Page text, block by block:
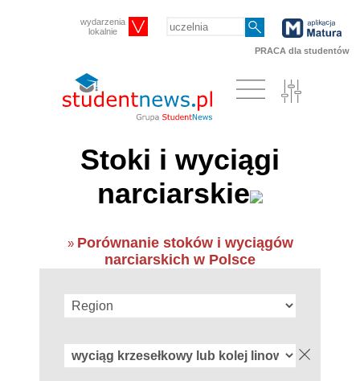
wydarzenia
lokalnie
PRACA dla studentów
Stoki i wyciągi
narciarskie
» Porównanie stoków i wyciągów
narciarskich w Polsce